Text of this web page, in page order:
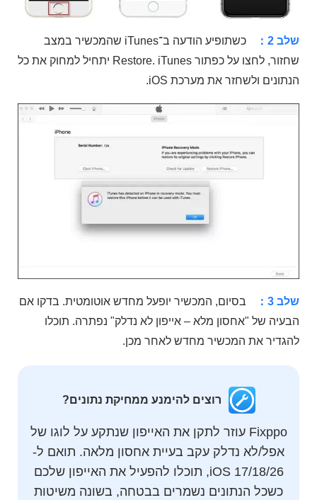
שלב 2：
כשתופיע הודעה ב־iTunes שהמכשיר במצב
שחזור, לחצו על כפתור Restore. iTunes יתחיל למחוק את כל
הנתונים ולשחזר את מערכת iOS.
שלב 3：
בסיום, המכשיר יופעל מחדש אוטומטית. בדקו אם
הבעיה של "אחסון מלא – אייפון לא נדלק" נפתרה. תוכלו
להגדיר את המכשיר מחדש לאחר מכן.
רוצים להימנע ממחיקת נתונים?
Fixppo עוזר לתקן את האייפון שנתקע על לוגו של
אפל/לא נדלק עקב בעיית אחסון מלאה. תואם ל-
iOS 17/18/26, תוכלו להפעיל את האייפון שלכם
כשכל הנתונים נשמרים בבטחה, בשונה משיטות